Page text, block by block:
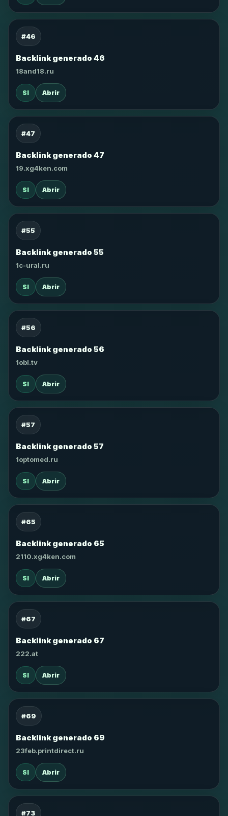
#46
Backlink generado 46
18and18.ru
SI Abrir
#47
Backlink generado 47
19.xg4ken.com
SI Abrir
#55
Backlink generado 55
1c-ural.ru
SI Abrir
#56
Backlink generado 56
1obl.tv
SI Abrir
#57
Backlink generado 57
1optomed.ru
SI Abrir
#65
Backlink generado 65
2110.xg4ken.com
SI Abrir
#67
Backlink generado 67
222.at
SI Abrir
#69
Backlink generado 69
23feb.printdirect.ru
SI Abrir
#73